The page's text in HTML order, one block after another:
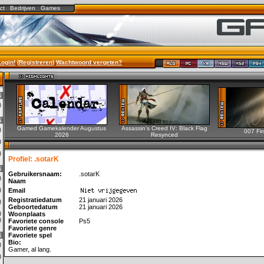
Bedrijven Games
(Registreren)Wachtwoord vergeten?
Gamed Gamekalender Augustus
2026
Assassin’s Creed IV: Black Flag
Resynced
007
Profiel: .sotarK
Gebruikersnaam:
.sotarK
Naam
Email
Registratiedatum
21 januari 2026
Geboortedatum
21 januari 2026
Woonplaats
Favoriete console
Ps5
Favoriete genre
Favoriete spel
Bio:
Gamer, al lang.